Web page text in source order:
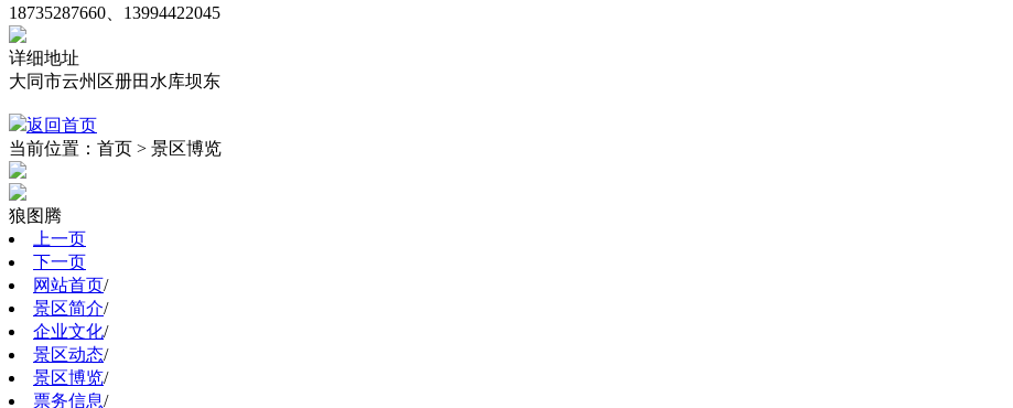
18735287660、13994422045
详细地址
大同市云州区册田水库坝东
返回首页
当前位置：首页 > 景区博览
狼图腾
上一页
下一页
网站首页/
景区简介/
企业文化/
景区动态/
景区博览/
票务信息/